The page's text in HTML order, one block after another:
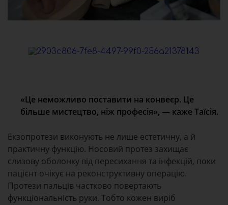
«Це неможливо поставити на конвеєр. Це
більше мистецтво, ніж професія», — каже Таїсія.
Екзопротези виконують не лише естетичну, а й
практичну функцію. Носовий протез захищає
слизову оболонку від пересихання та інфекцій, поки
пацієнт очікує на реконструктивну операцію.
Протези пальців частково повертають
функціональність руки. Тобто кожен виріб